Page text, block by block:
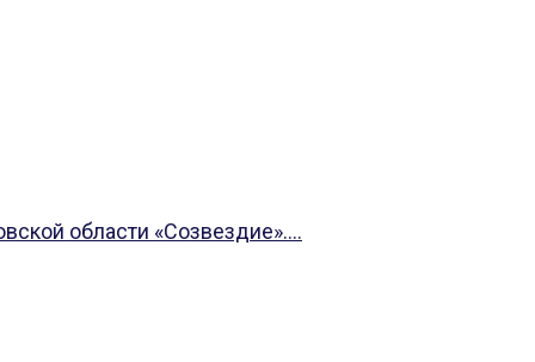
области «Созвездие»....